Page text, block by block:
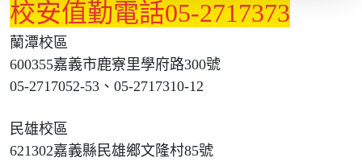
校安值勤電話05-2717373
蘭潭校區
600355嘉義市鹿寮里學府路300號
05-2717052-53、05-2717310-12
民雄校區
621302嘉義縣民雄鄉文隆村85號